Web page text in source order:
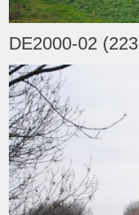
DE2000-02